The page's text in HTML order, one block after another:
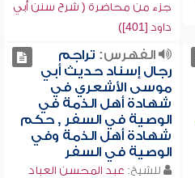
جزء من محاضرة ( شرح سنن أبي
داود [401])
الفهرس: تراجم
رجال إسناد حديث أبي
موسى الأشعري في
شهادة أهل الذمة في
الوصية في السفر , حكم
شهادة أهل الذمة وفي
الوصية في السفر
للشيخ: عبد المحسن العباد